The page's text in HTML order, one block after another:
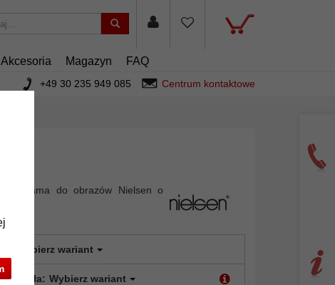
Akcesoria Magazyn FAQ
+49 30 235 949 085 Centrum kontaktowe
rama do obrazów Nielsen o
Wybierz wariant
szkła: Wybierz wariant